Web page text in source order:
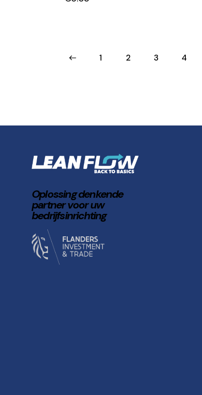
1 2 3 4
Oplossing denkende
partner voor uw
bedrijfsinrichting